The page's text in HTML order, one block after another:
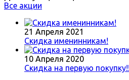
Все акции
21 Апреля 2021
Скидка именинникам!
10 Апреля 2020
Скидка на первую